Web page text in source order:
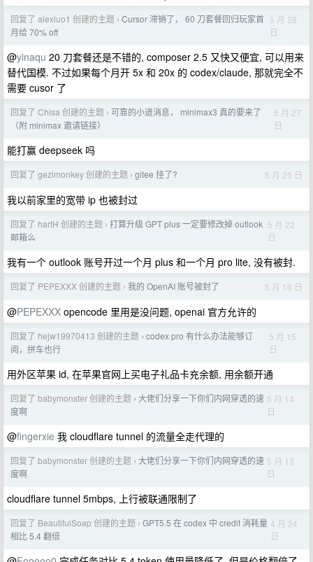
回复了 alexluo1 创建的主题 › Cursor 滞销了， 60 刀套餐回归玩家首
月给 70% off
5 月 28
日
@yinaqu 20 刀套餐还是不错的, composer 2.5 又快又便宜, 可以用来
替代国模. 不过如果每个月开 5x 和 20x 的 codex/claude, 那就完全不
需要 cusor 了
回复了 Chisa 创建的主题 › 可靠的小道消息， minimax3 真的要来了
（附 minimax 邀请链接）
5 月 27
日
能打赢 deepseek 吗
回复了 gezimonkey 创建的主题 › gitee 挂了? 5 月 25 日
我以前家里的宽带 ip 也被封过
回复了 hartH 创建的主题 › 打算升级 GPT plus 一定要修改掉 outlook
邮箱么
5 月 22
日
我有一个 outlook 账号开过一个月 plus 和一个月 pro lite, 没有被封.
回复了 PEPEXXX 创建的主题 › 我的 OpenAI 账号被封了 5 月 16 日
@PEPEXXX opencode 里用是没问题, openai 官方允许的
回复了 hejw19970413 创建的主题 › codex pro 有什么办法能够订
阅，拼车也行
5 月 15
日
用外区苹果 id, 在苹果官网上买电子礼品卡充余额, 用余额开通
回复了 babymonster 创建的主题 › 大佬们分享一下你们内网穿透的速
度啊
5 月 14
日
@fingerxie 我 cloudflare tunnel 的流量全走代理的
回复了 babymonster 创建的主题 › 大佬们分享一下你们内网穿透的速
度啊
5 月 13
日
cloudflare tunnel 5mbps, 上行被联通限制了
回复了 BeautifulSoap 创建的主题 › GPT5.5 在 codex 中 credit 消耗量
相比 5.4 翻倍
4 月 24
日